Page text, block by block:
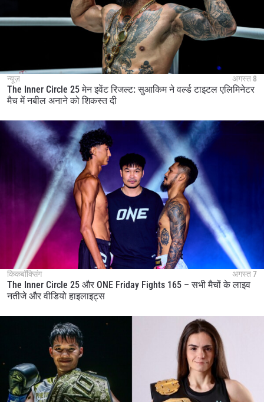
न्यूज़ अगस्त 8
The Inner Circle 25 मेन इवेंट रिजल्ट: सुआकिम ने वर्ल्ड टाइटल एलिमिनेटर
मैच में नबील अनाने को शिकस्त दी
किकबॉक्सिंग अगस्त 7
The Inner Circle 25 और ONE Friday Fights 165 – सभी मैचों के लाइव
नतीजे और वीडियो हाइलाइट्स